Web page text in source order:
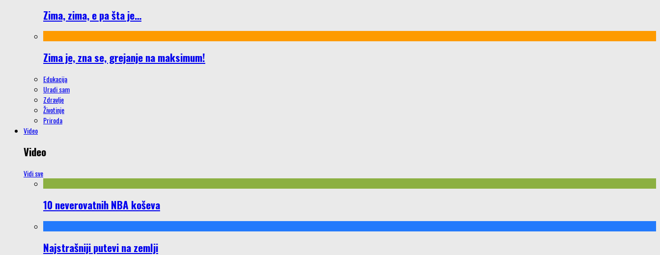
Zima, zima, e pa šta je…
Zima je, zna se, grejanje na maksimum!
Edukacija
Uradi sam
Zdravlje
Životinje
Priroda
Video
Video
Vidi sve
10 neverovatnih NBA koševa
Najstrašniji putevi na zemlji